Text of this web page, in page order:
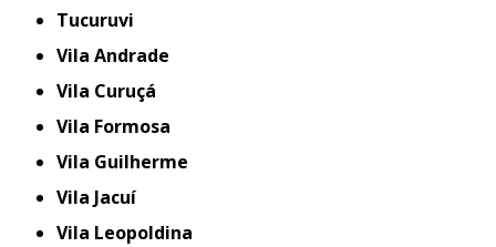
Tucuruvi
Vila Andrade
Vila Curuçá
Vila Formosa
Vila Guilherme
Vila Jacuí
Vila Leopoldina